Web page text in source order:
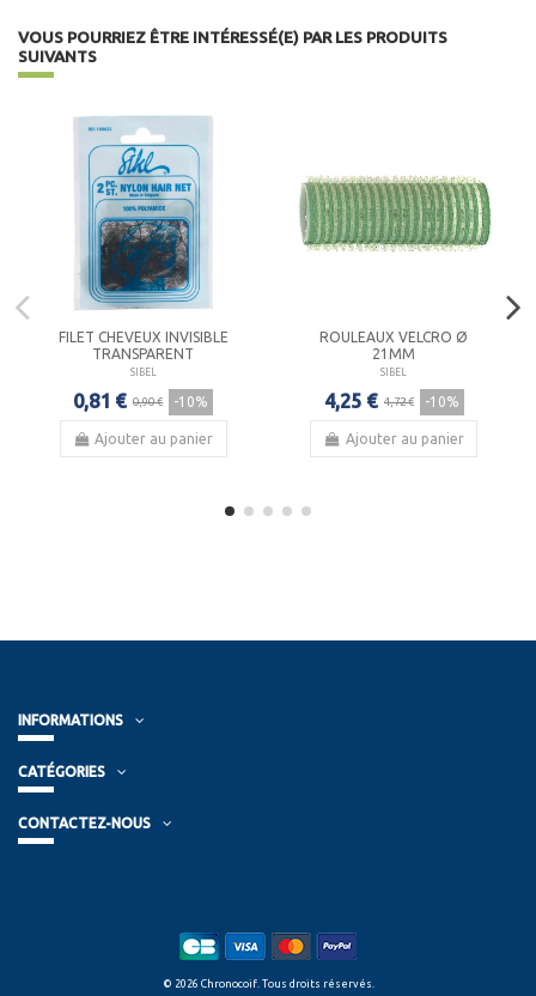
VOUS POURRIEZ ÊTRE INTÉRESSÉ(E) PAR LES PRODUITS
SUIVANTS
FILET CHEVEUX INVISIBLE
TRANSPARENT
SIBEL
0,81 € 0,90 € -10%
Ajouter au panier
ROULEAUX VELCRO Ø
21MM
SIBEL
4,25 € 4,72 € -10%
Ajouter au panier
INFORMATIONS
CATÉGORIES
CONTACTEZ-NOUS
© 2026 Chronocoif. Tous droits réservés.